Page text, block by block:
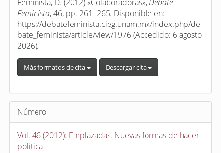
Feminista, D. (2012) «Colaboradoras», Debate
Feminista, 46, pp. 261–265. Disponible en:
https://debatefeminista.cieg.unam.mx/index.php/de
bate_feminista/article/view/1976 (Accedido: 6 agosto
2026).
Más formatos de cita Descargar cita
Número
Vol. 46 (2012): Emplazadas. Nuevas formas de hacer
política